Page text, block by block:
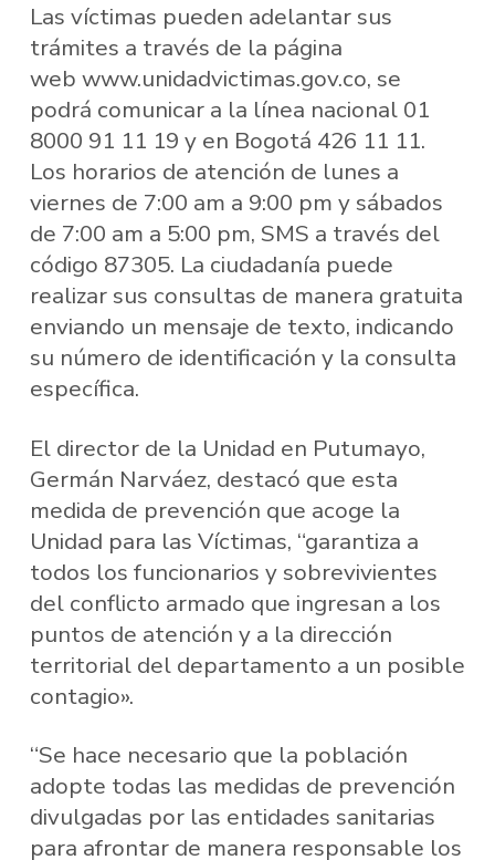
Las víctimas pueden adelantar sus
trámites a través de la página
web www.unidadvictimas.gov.co, se
podrá comunicar a la línea nacional 01
8000 91 11 19 y en Bogotá 426 11 11.
Los horarios de atención de lunes a
viernes de 7:00 am a 9:00 pm y sábados
de 7:00 am a 5:00 pm, SMS a través del
código 87305. La ciudadanía puede
realizar sus consultas de manera gratuita
enviando un mensaje de texto, indicando
su número de identificación y la consulta
específica.
El director de la Unidad en Putumayo,
Germán Narváez, destacó que esta
medida de prevención que acoge la
Unidad para las Víctimas, “garantiza a
todos los funcionarios y sobrevivientes
del conflicto armado que ingresan a los
puntos de atención y a la dirección
territorial del departamento a un posible
contagio».
“Se hace necesario que la población
adopte todas las medidas de prevención
divulgadas por las entidades sanitarias
para afrontar de manera responsable los